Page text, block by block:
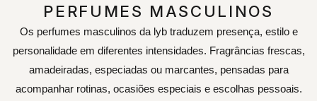
PERFUMES MASCULINOS
Os perfumes masculinos da lyb traduzem presença, estilo e
personalidade em diferentes intensidades. Fragrâncias frescas,
amadeiradas, especiadas ou marcantes, pensadas para
acompanhar rotinas, ocasiões especiais e escolhas pessoais.